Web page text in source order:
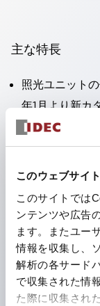
このウェブサイ
このサイトでは
ンテンツや広告
ます。またユー
情報を収集し、
解析の各サード
で収集された情
た際に収集され
主な特長
照光ユニット
年1月より新カ
高電圧タイプ
タイプの定格
ました。
プを除く）
丸形圧着端子
ひとつで6色の
で色ごとに分
を表現できる